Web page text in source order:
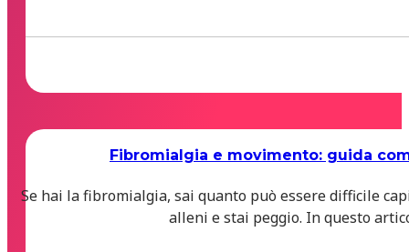
Fibromialgia e movimento: guida
Se hai la fibromialgia, sai quanto può essere difficile
alleni e stai peggio. In questo